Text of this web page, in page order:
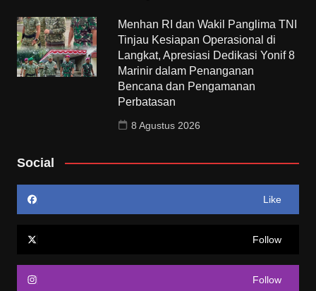
Menhan RI dan Wakil Panglima TNI
Tinjau Kesiapan Operasional di
Langkat, Apresiasi Dedikasi Yonif 8
Marinir dalam Penanganan
Bencana dan Pengamanan
Perbatasan
8 Agustus 2026
Social
Like
Follow
Follow